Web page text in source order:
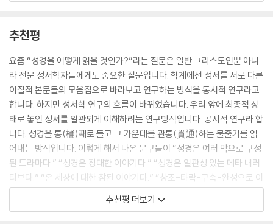
요엘서에서 에덴 회복 메시지는 심판과 구원을 기본 프레임으로 하여 창세
다.
따라서 이필찬 박사의 이 책은 허약한 종말론으로 회복의 일상을 잃어 버
린 한국 교회의 그리스도인들에게 어떻게 날마다 새로워지는 일상을 회복
할 수 있는지 그 방향을 제시해준다. 더 나아가서 목회와 설교의 본질을 찾
기 위해 방황하는 목회자들에게 이 책은 참된 목회의 방향과 설교의 활력
을 되찾을 수 있는 기회를 제공해 준다.
추천평
요즘 “성경을 어떻게 읽을 것인가?”라는 질문은 일반 그리스도인뿐 아니
라 전문 성서학자들에게도 중요한 질문입니다. 학계에선 성서를 서로 다른
이질적 본문들의 모음집으로 바라보고 연구하는 방식을 통시적 연구라고
합니다. 하지만 성서학 연구의 흐름이 바뀌었습니다. 우리 앞에 최종적 상
태로 놓인 성서를 일관되게 이해하려는 연구방식입니다. 공시적 연구라 합
니다. 성경을 통(桶)째로 들고 그 가운데를 관통(貫通)하는 물줄기를 읽
어내는 방식입니다. 이렇게 해서 나온 문구들이 “성경은 여러 막으로 구성
된 드라마다.” “성경은 장대한 이야기다.” “성경은 일관성 있는 메타 내러
티브다.” “온 세상에 대한 참된 이야기다.” “창조-타락-구속-완성으로 이
뤄진 대서사다.” 등입니다. 그래서 학자들은 좀 더 구체적으로 “구속사적
읽기”(redemptive historical reading), “그리스도 중심적 읽기”(chri
추천평 더보기